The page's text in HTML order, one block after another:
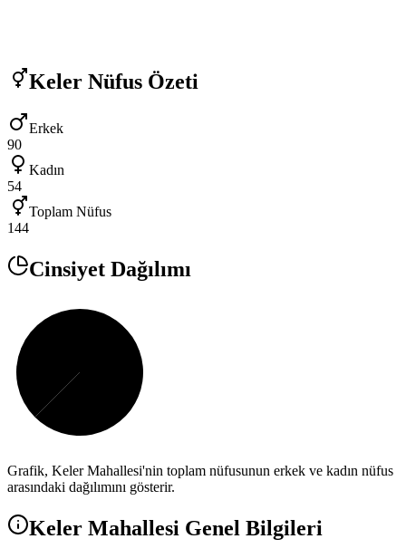
Keler Nüfus Özeti
Erkek
90
Kadın
54
Toplam Nüfus
144
Cinsiyet Dağılımı
Grafik, KelerMahallesi'nin toplam nüfusunun erkek ve kadın nüfus
arasındaki dağılımını gösterir.
Keler Mahallesi Genel Bilgileri